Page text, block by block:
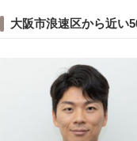
大阪市浪速区から近い